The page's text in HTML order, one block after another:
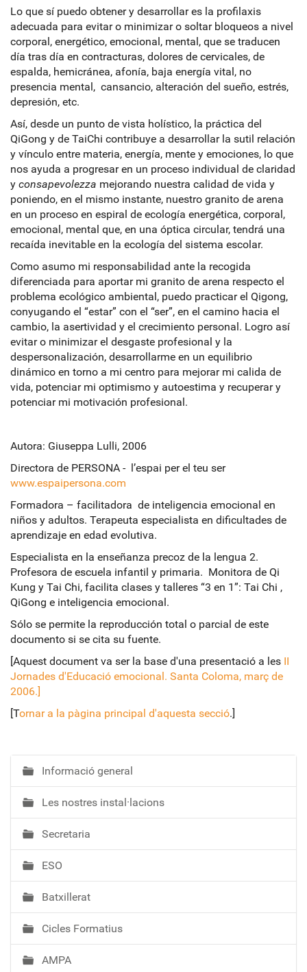
Lo que sí puedo obtener y desarrollar es la profilaxis
adecuada para evitar o minimizar o soltar bloqueos a nivel
corporal, energético, emocional, mental, que se traducen
día tras día en contracturas, dolores de cervicales, de
espalda, hemicránea, afonía, baja energía vital, no
presencia mental, cansancio, alteración del sueño, estrés,
depresión, etc.
Así, desde un punto de vista holístico, la práctica del
QiGong y de TaiChi contribuye a desarrollar la sutil relación
y vínculo entre materia, energía, mente y emociones, lo que
nos ayuda a progresar en un proceso individual de claridad
y consapevolezza mejorando nuestra calidad de vida y
poniendo, en el mismo instante, nuestro granito de arena
en un proceso en espiral de ecología energética, corporal,
emocional, mental que, en una óptica circular, tendrá una
recaída inevitable en la ecología del sistema escolar.
Como asumo mi responsabilidad ante la recogida
diferenciada para aportar mi granito de arena respecto el
problema ecológico ambiental, puedo practicar el Qigong,
conyugando el “estar” con el “ser”, en el camino hacia el
cambio, la asertividad y el crecimiento personal. Logro así
evitar o minimizar el desgaste profesional y la
despersonalización, desarrollarme en un equilibrio
dinámico en torno a mi centro para mejorar mi calida de
vida, potenciar mi optimismo y autoestima y recuperar y
potenciar mi motivación profesional.
Autora: Giuseppa Lulli, 2006
Directora de PERSONA - l’espai per el teu ser
www.espaipersona.com
Formadora – facilitadora de inteligencia emocional en
niños y adultos. Terapeuta especialista en dificultades de
aprendizaje en edad evolutiva.
Especialista en la enseñanza precoz de la lengua 2.
Profesora de escuela infantil y primaria. Monitora de Qi
Kung y Tai Chi, facilita clases y talleres “3 en 1”: Tai Chi ,
QiGong e inteligencia emocional.
Sólo se permite la reproducción total o parcial de este
documento si se cita su fuente.
[Aquest document va ser la base d'una presentació a les II
Jornades d'Educació emocional. Santa Coloma, març de
2006.]
[Tornar a la pàgina principal d'aquesta secció.]
N
a
v
e
g
a
c
ó
Informació general
Les nostres instal·lacions
Secretaria
ESO
Batxillerat
Cicles Formatius
AMPA